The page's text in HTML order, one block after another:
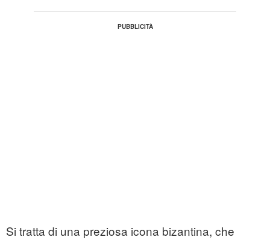
Si tratta di una preziosa icona bizantina, che